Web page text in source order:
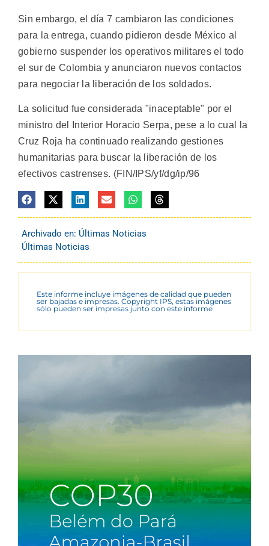
Sin embargo, el día 7 cambiaron las condiciones
para la entrega, cuando pidieron desde México al
gobierno suspender los operativos militares el todo
el sur de Colombia y anunciaron nuevos contactos
para negociar la liberación de los soldados.
La solicitud fue considerada "inaceptable" por el
ministro del Interior Horacio Serpa, pese a lo cual la
Cruz Roja ha continuado realizando gestiones
humanitarias para buscar la liberación de los
efectivos castrenses. (FIN/IPS/yf/dg/ip/96
Archivado en: Últimas Noticias
Últimas Noticias
Este informe incluye imágenes de calidad que pueden
ser bajadas e impresas. Copyright IPS, estas imágenes
sólo pueden ser impresas junto con este informe